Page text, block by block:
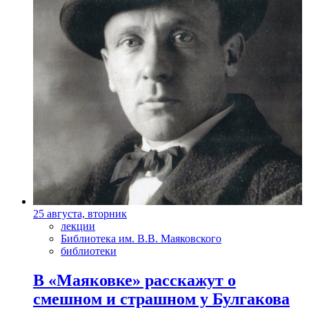
25 августа, вторник
лекции
Библиотека им. В.В. Маяковского
библиотеки
В «Маяковке» расскажут о
смешном и страшном у Булгакова